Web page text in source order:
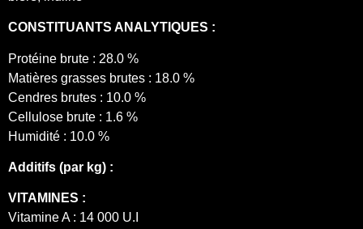
CONSTITUANTS ANALYTIQUES :
Protéine brute : 28.0 %
Matières grasses brutes : 18.0 %
Cendres brutes : 10.0 %
Cellulose brute : 1.6 %
Humidité : 10.0 %
Additifs (par kg) :
VITAMINES :
Vitamine A : 14 000 U.I